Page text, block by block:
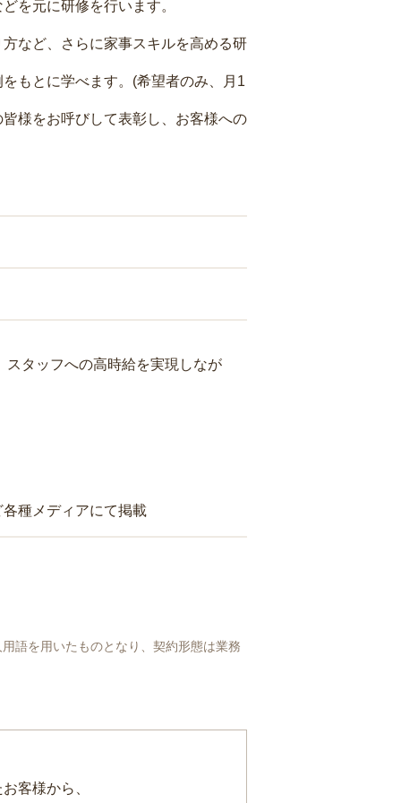
を元に研修を行います。
など、さらに家事スキルを高める研
もとに学べます。(希望者のみ、月1
様をお呼びして表彰し、お客様への
タッフへの高時給を実現しなが
種メディアにて掲載
語を用いたものとなり、契約形態は業務
客様から、